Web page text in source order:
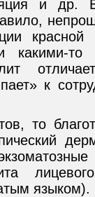
и др.
какими-то
к
то
языком).